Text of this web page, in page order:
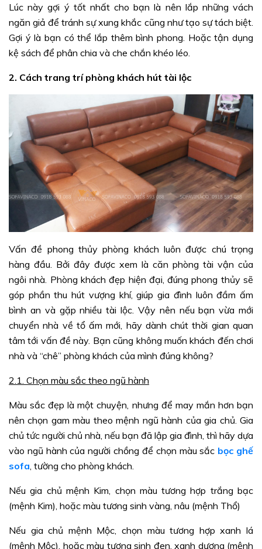
Lúc này gợi ý tốt nhất cho bạn là nên lắp những vách
ngăn giả để tránh sự xung khắc cũng như tạo sự tách biệt.
Gợi ý là bạn có thể lắp thêm bình phong. Hoặc tận dụng
kệ sách để phân chia và che chắn khéo léo.
2. Cách trang trí phòng khách hút tài lộc
Vấn đề phong thủy phòng khách luôn được chú trọng
hàng đầu. Bởi đây được xem là căn phòng tài vận của
ngôi nhà. Phòng khách đẹp hiện đại, đúng phong thủy sẽ
góp phần thu hút vượng khí, giúp gia đình luôn đầm ấm
bình an và gặp nhiều tài lộc. Vậy nên nếu bạn vừa mới
chuyển nhà về tổ ấm mới, hãy dành chút thời gian quan
tâm tới vấn đề này. Bạn cũng không muốn khách đến chơi
nhà và “chê” phòng khách của mình đúng không?
2.1. Chọn màu sắc theo ngũ hành
Màu sắc đẹp là một chuyện, nhưng để may mắn hơn bạn
nên chọn gam màu theo mệnh ngũ hành của gia chủ. Gia
chủ tức người chủ nhà, nếu bạn đã lập gia đình, thì hãy dựa
vào ngũ hành của người chồng để chọn màu sắc bọc ghế
sofa , tường cho phòng khách.
Nếu gia chủ mệnh Kim, chọn màu tương hợp trắng bạc
(mệnh Kim), hoặc màu tương sinh vàng, nâu (mệnh Thổ)
Nếu gia chủ mệnh Mộc, chọn màu tương hợp xanh lá
(mệnh Mộc), hoặc màu tương sinh đen, xanh dương (mệnh